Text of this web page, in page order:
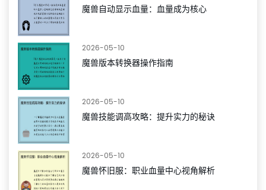
魔兽自动显示血量：血量成为核心
2026-05-10
魔兽版本转换器操作指南
2026-05-10
魔兽技能调高攻略：提升实力的秘诀
2026-05-10
魔兽怀旧服：职业血量中心视角解析